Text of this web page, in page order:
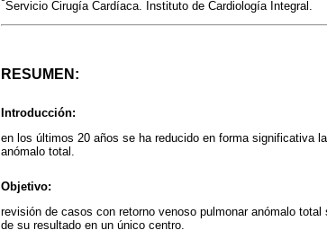
Servicio Cirugía Cardíaca. Instituto de Cardiología Integral.
RESUMEN:
Introducción:
en los últimos 20 años se ha reducido en forma significativa
anómalo total.
Objetivo:
revisión de casos con retorno venoso pulmonar anómalo
de su resultado en un único centro.